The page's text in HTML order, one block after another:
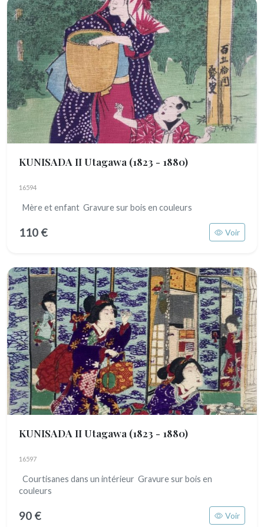
KUNISADA II Utagawa (1823 - 1880)
16594
Mère et enfant Gravure sur bois en couleurs
110 € Voir
KUNISADA II Utagawa (1823 - 1880)
16597
Courtisanes dans un intérieur Gravure sur bois en
couleurs
90 € Voir